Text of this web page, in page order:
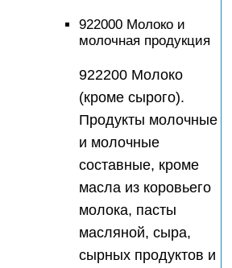
922000 Молоко и
молочная продукция
922200 Молоко
(кроме сырого).
Продукты молочные
и молочные
составные, кроме
масла из коровьего
молока, пасты
масляной, сыра,
сырных продуктов и